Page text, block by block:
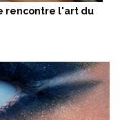
rencontre l'art du